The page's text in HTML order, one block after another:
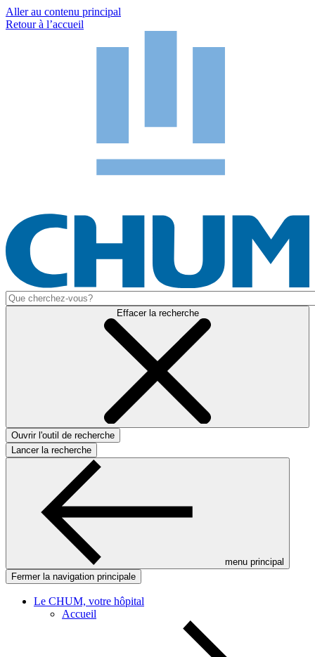
Aller au contenu principal
Retour à l’accueil
Effacer la recherche
Ouvrir l'outil de recherche
Lancer la recherche
menu principal
Fermer la navigation principale
Le CHUM, votre hôpital
Accueil